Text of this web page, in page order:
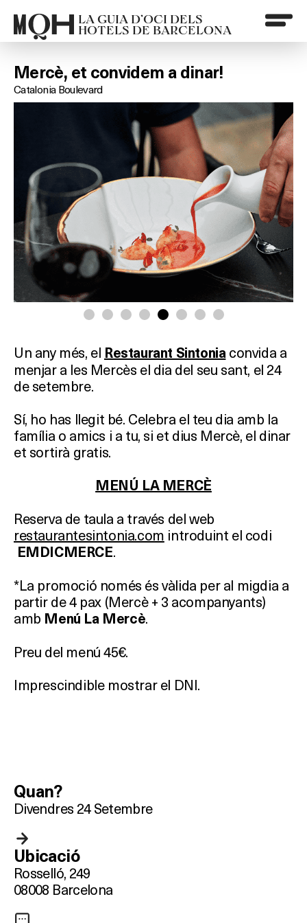
LA GUIA D’OCI DELS
HOTELS DE BARCELONA
Mercè, et convidem a dinar!
Catalonia Boulevard
Un any més, el Restaurant Sintoniaconvida a
menjar a les Mercès el dia del seu sant, el 24
de setembre.
Sí, ho has llegit bé. Celebra el teu dia amb la
família o amics i a tu, si et dius Mercè, el dinar
et sortirà gratis.
MENÚ LA MERCÈ
Reserva de taula a través del web
restaurantesintonia.com introduint el codi
EMDICMERCE.
*La promoció només és vàlida per al migdia a
partir de 4 pax (Mercè + 3 acompanyants)
amb Menú La Mercè.
Preu del menú 45€.
Imprescindible mostrar el DNI.
Quan?
Divendres 24 Setembre
Ubicació
Rosselló, 249
08008 Barcelona